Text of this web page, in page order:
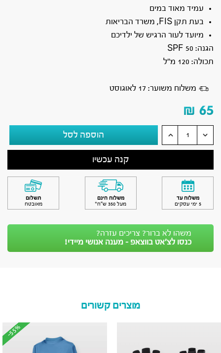
עמיד מאוד במים
בעת תקן FIS, משרד הבריאות
מיועד לעור הרגיש של ילדיכם
הגנה: 50 SPF
תכולה: 120 מ”ל
משלוח משוער: 17 לאוגוסט
₪ 65
הוספה לסל
קנה עכשיו
משלוח עד
5 ימי עסקים
משלוח חינם
מעל 350 ש״ח*
תשלום
מאובטח
משהו לא ברור? צריכים עזרה?
כנסו לצ’אט בווצאפ - מענה אנושי מיידי!
מוצרים קשורים
-55%
-55%